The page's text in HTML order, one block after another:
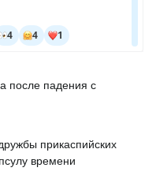
после падения с
прикаспийских
времени